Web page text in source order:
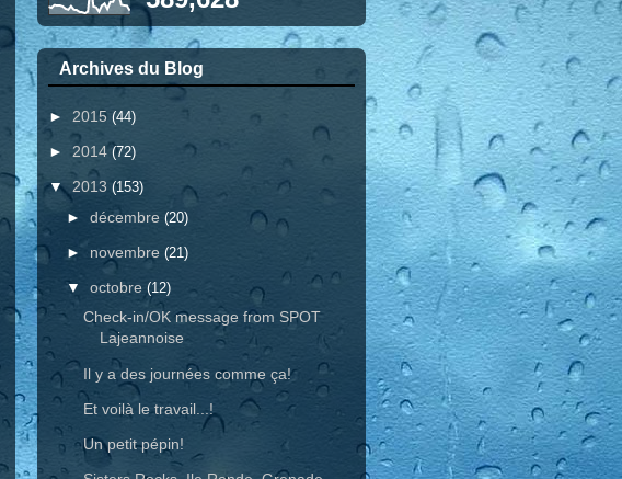
Archives du Blog
► 2015 (44)
► 2014 (72)
▼ 2013 (153)
► décembre (20)
► novembre (21)
▼ octobre (12)
Check-in/OK message from SPOT
Lajeannoise
Il y a des journées comme ça!
Et voilà le travail...!
Un petit pépin!